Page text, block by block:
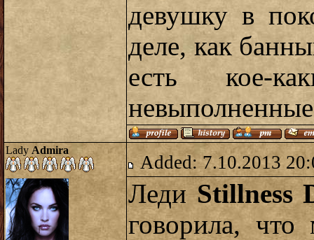
девушку в
деле, как
есть кое-
Lady Admira
Added: 7.10.2013
ЛедиStillness
говорила,